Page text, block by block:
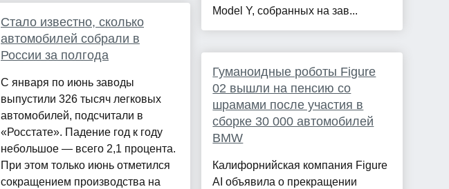
Стало известно, сколько
автомобилей собрали в
России за полгода
С января по июнь заводы
выпустили 326 тысяч легковых
автомобилей, подсчитали в
«Росстате». Падение год к году
небольшое — всего 2,1 процента.
При этом только июнь отметился
сокращением производства на
Model Y, собранных на зав...
Гуманоидные роботы Figure
02 вышли на пенсию со
шрамами после участия в
сборке 30 000 автомобилей
BMW
Калифорнийская компания Figure
AI объявила о прекращении